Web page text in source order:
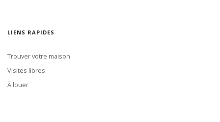
LIENS RAPIDES
Trouver votre maison
Visites libres
À louer